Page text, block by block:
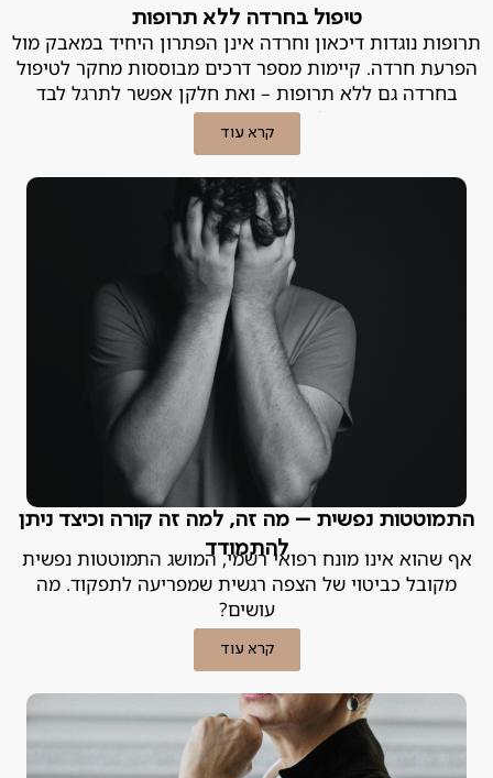
טיפול בחרדה ללא תרופות
תרופות נוגדות דיכאון וחרדה אינן הפתרון היחיד במאבק מול
הפרעת חרדה. קיימות מספר דרכים מבוססות מחקר לטיפול
בחרדה גם ללא תרופות – ואת חלקן אפשר לתרגל לבד
בבית! פסיכיאטר פרטי מסביר.
קרא עוד
התמוטטות נפשית – מה זה, למה זה קורה וכיצד ניתן
להתמודד
אף שהוא אינו מונח רפואי רשמי, המושג התמוטטות נפשית
מקובל כביטוי של הצפה רגשית שמפריעה לתפקוד. מה
עושים?
קרא עוד